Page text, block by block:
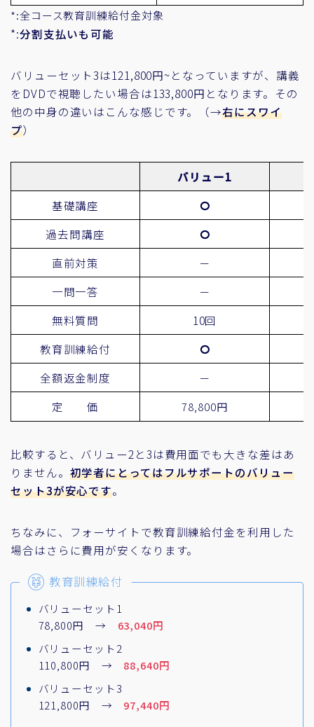
*:全コース教育訓練給付金対象
*:分割支払いも可能
バリューセット3は121,800円~となっていますが、講義
をDVDで視聴したい場合は133,800円となります。その
他の中身の違いはこんな感じです。（→右にスワイ
プ）
バリュー1
基礎講座
過去問講座
直前対策
－
一問一答
－
無料質問
10回
教育訓練給付
全額返金制度
－
定 価
78,800円
比較すると、バリュー2と3は費用面でも大きな差はあ
りません。 初学者にとってはフルサポートのバリュー
セット3が安心です。
ちなみに、フォーサイトで教育訓練給付金を利用した
場合はさらに費用が安くなります。
教育訓練給付
バリューセット1
78,800円 → 63,040円
バリューセット2
110,800円 → 88,640円
バリューセット3
121,800円 → 97,440円